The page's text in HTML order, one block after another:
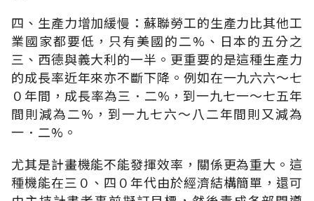
四、生產力增加緩慢：蘇聯勞工的生產力比其他工
業國家都要低，只有美國的二%、日本的五分之
三、西德與義大利的一半。更重要的是這種生產力
的成長率近年來亦不斷下降。例如在一九六六～七
０年間，成長率為三．二%，到一九七一～七五年
間則減為二%，到一九七六～八二年間則又減為
一．二%。
尤其是計畫機能不能發揮效率，關係更為重大。這
種機能在三０、四０年代由於經濟結構簡單，還可